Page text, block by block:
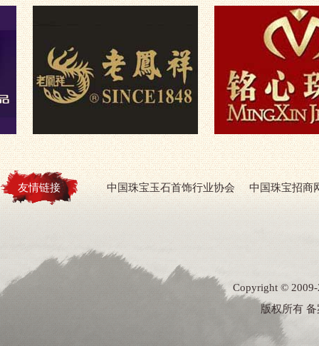
友情链接 中国珠宝玉石首饰行业协会 中国珠宝招商
Copyright ©
版权所有